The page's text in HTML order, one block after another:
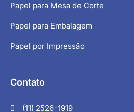
Papel para Mesa de Corte
Papel para Embalagem
Papel por Impressão
Contato
(11) 2526-1919